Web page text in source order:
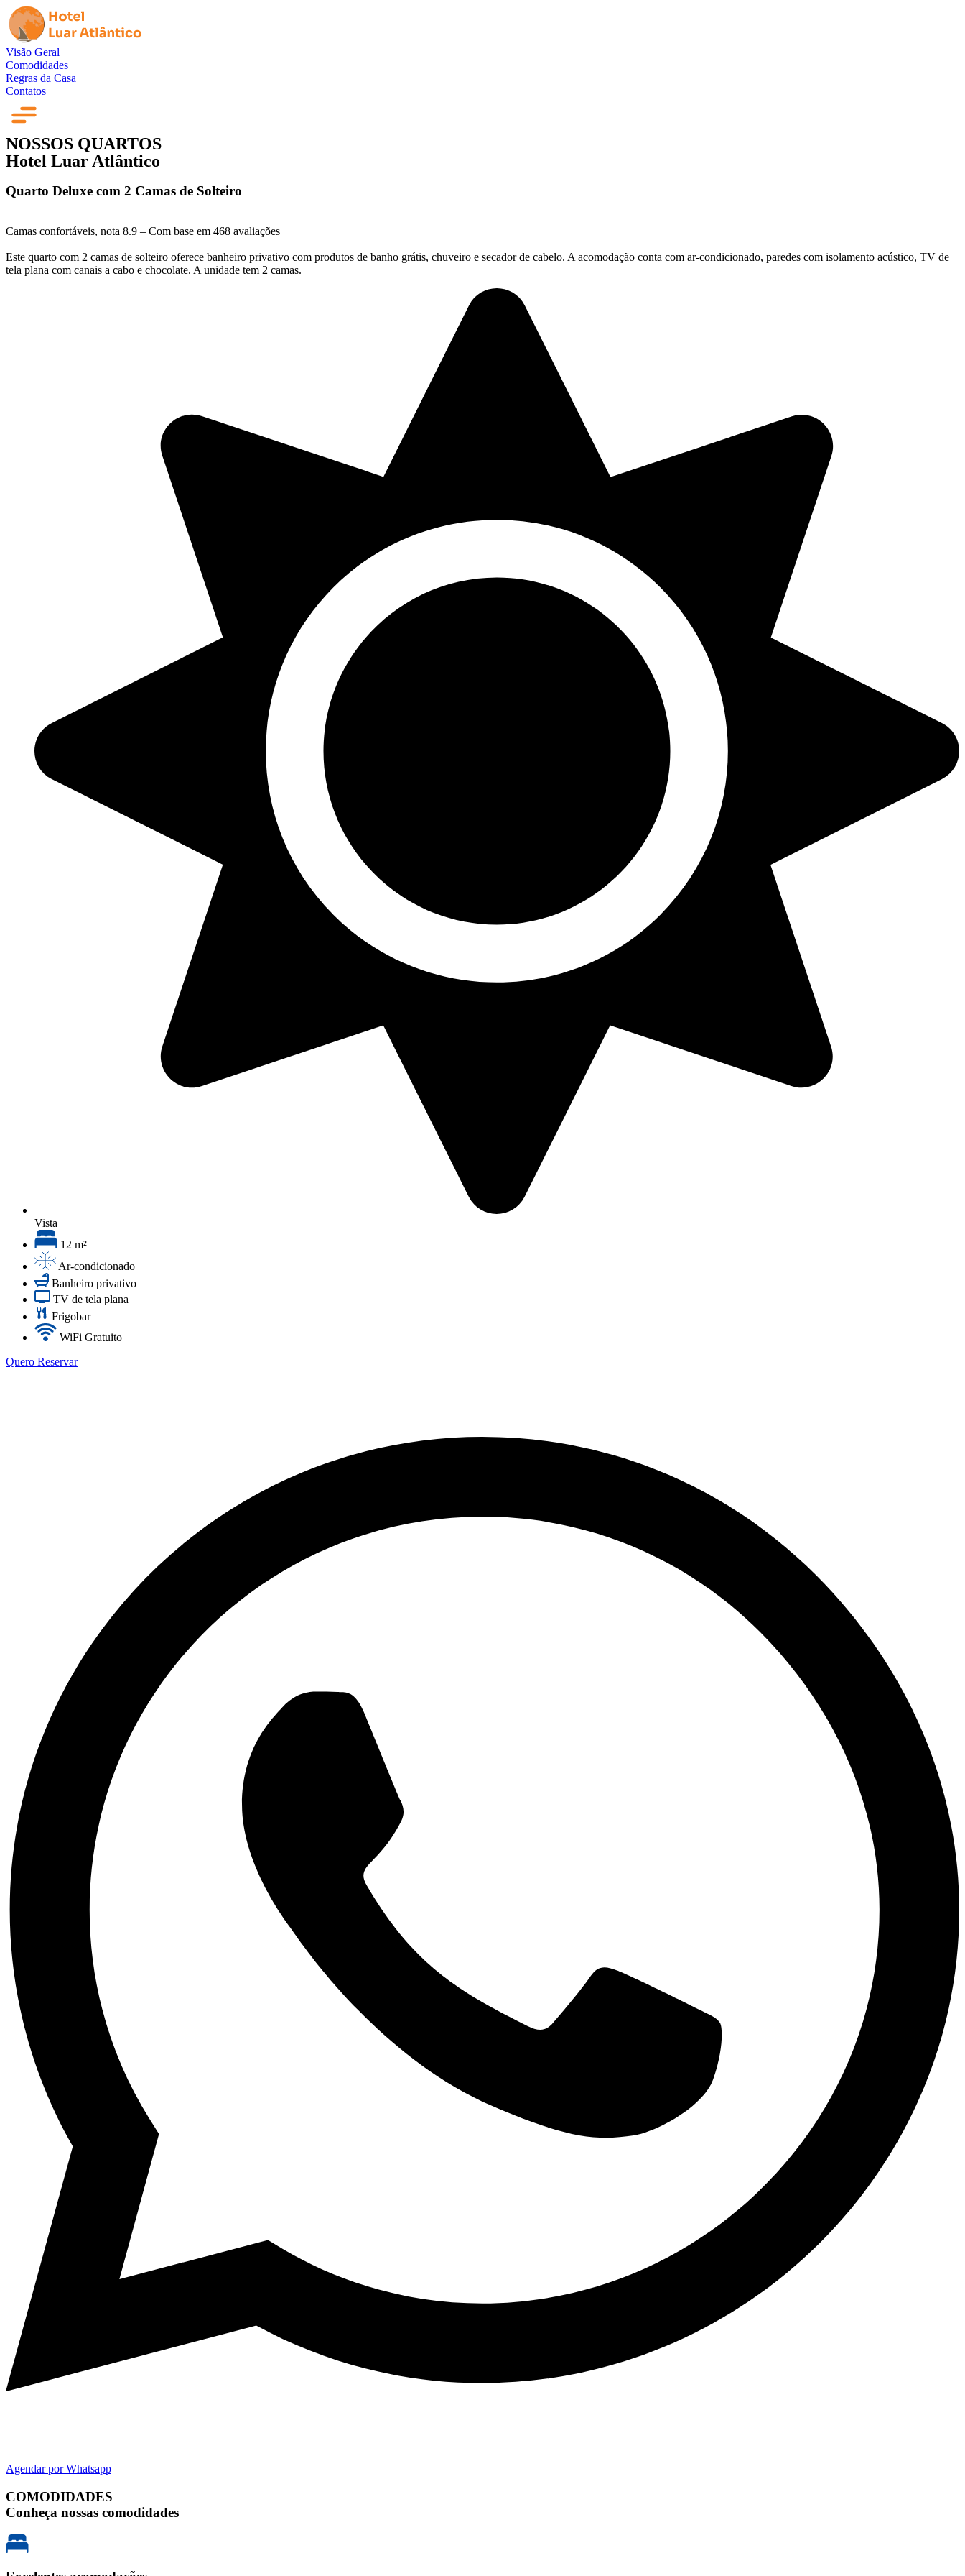
Visão Geral
Comodidades
Regras da Casa
Contatos
NOSSOS QUARTOS
Hotel Luar Atlântico
Quarto Deluxe com 2 Camas de Solteiro
Camas confortáveis, nota 8.9 – Com base em 468 avaliações
Este quarto com 2 camas de solteiro oferece banheiro privativo com produtos de banho grátis, chuveiro e secador de cabelo. A acomodação conta com ar-condicionado, paredes com isolamento acústico, TV de
tela plana com canais a cabo e chocolate. A unidade tem 2 camas.
Vista
12 m²
Ar-condicionado
Banheiro privativo
TV de tela plana
Frigobar
WiFi Gratuito
Quero Reservar
Agendar por Whatsapp
COMODIDADES
Conheça nossas comodidades